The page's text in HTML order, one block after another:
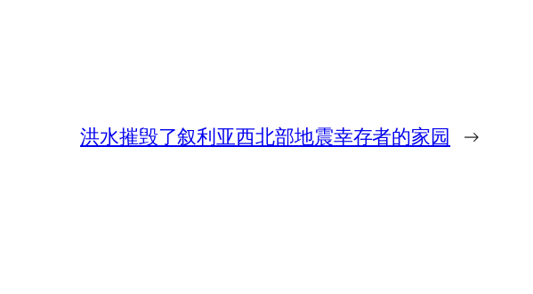
洪水摧毁了叙利亚西北部地震幸存者的家园 →